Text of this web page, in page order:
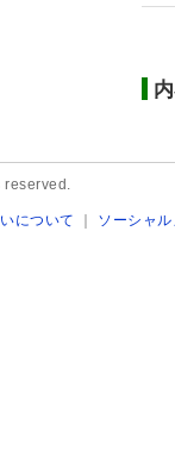
について ｜ ソーシャ